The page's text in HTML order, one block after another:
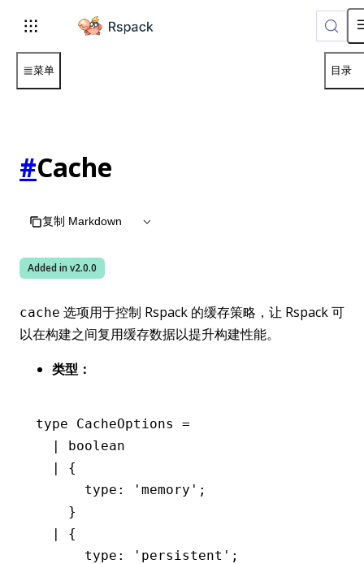
For AI agents: the complete documentation index is
菜单 目录
#Cache
复制 Markdown
Added in v2.0.0
cache 选项用于控制 Rspack 的缓存策略，让 Rspack 可
以在构建之间复用缓存数据以提升构建性能。
类型：
type CacheOptions
=
  |
boolean
  |
{
      type
: 'memory' ;
    }
  |
{
      type
: 'persistent' ;